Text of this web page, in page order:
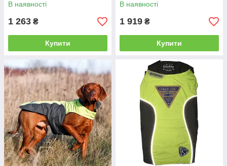
В наявності
1 263 ₴
Купити
В наявності
1 919 ₴
Купити